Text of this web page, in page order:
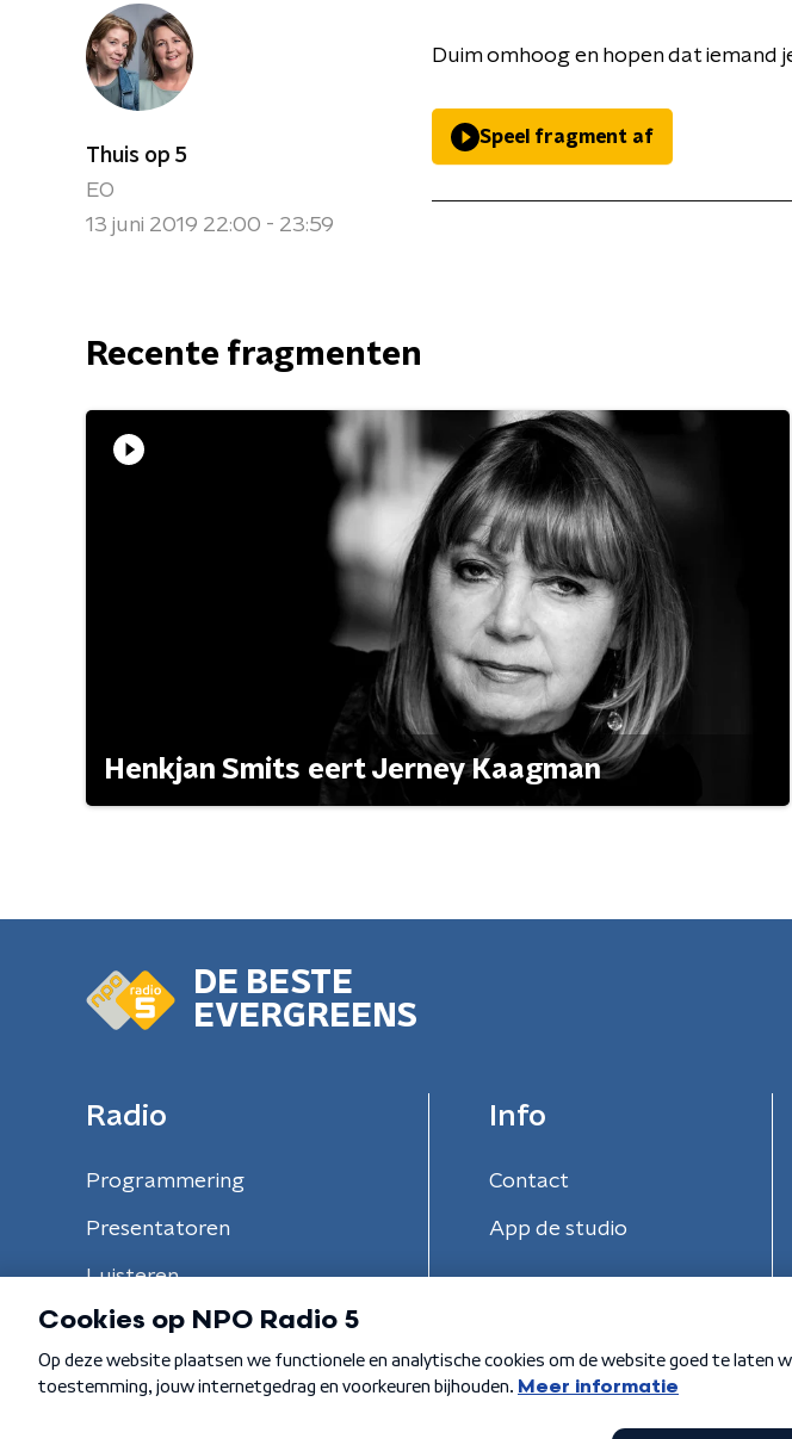
Thuis op 5
EO
13 juni 2019 22:00 - 23:59
Duim omhoog en hopen dat iemand
Speel fragment af
Recente fragmenten
Henkjan Smits eert Jerney Kaagman
DE BESTE
EVERGREENS
Radio
Programmering
Presentatoren
Luisteren
Info
Contact
App de studio
Algemene voorwaarden Privacybeleid